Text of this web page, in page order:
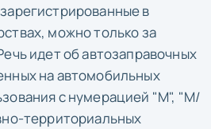
в
можно только за
идет об автозаправочных
на автомобильных
с нумерацией "М", "М/
территориальных